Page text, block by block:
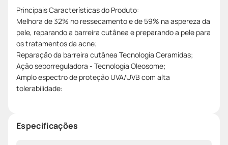
Principais Características do Produto:
Melhora de 32% no ressecamento e de 59% na aspereza da
pele, reparando a barreira cutânea e preparando a pele para
os tratamentos da acne;
Reparação da barreira cutânea Tecnologia Ceramidas;
Ação seborreguladora - Tecnologia Oleosome;
Amplo espectro de proteção UVA/UVB com alta
tolerabilidade:
Especificações